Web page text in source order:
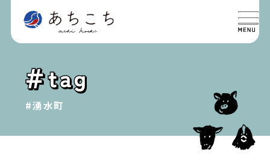
特集 SPECIAL
#湧⽔町